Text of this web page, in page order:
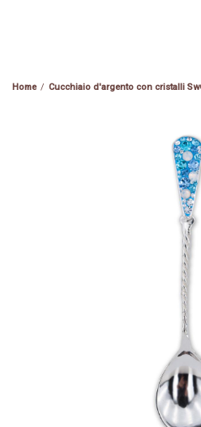
Cucchiaio d'argento con cristalli